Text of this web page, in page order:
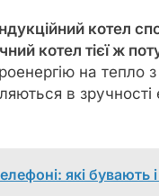
котел
котел тієї ж
на
в
які бувають